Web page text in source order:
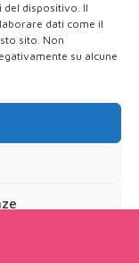
dispositivo. Il
dati come il
sito. Non
su alcune